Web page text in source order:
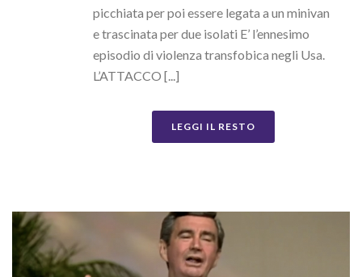
picchiata per poi essere legata a un minivan
e trascinata per due isolati E’ l’ennesimo
episodio di violenza transfobica negli Usa.
L’ATTACCO [...]
LEGGI IL RESTO